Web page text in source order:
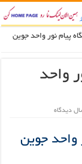
پیام نور واحد جوین
واحد
دیدگاه
واحد جوین